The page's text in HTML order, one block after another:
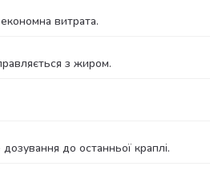
витрата.
з жиром.
до останньої краплі.